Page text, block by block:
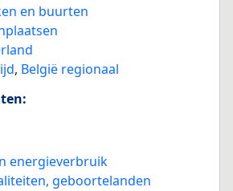
en buurten
, België regionaal
energieverbruik
geboortelanden